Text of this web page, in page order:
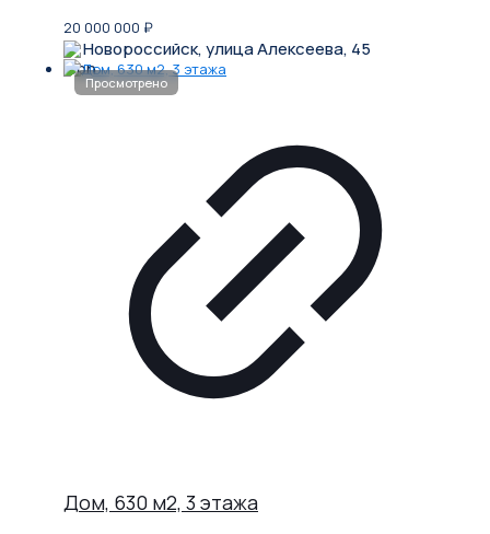
20 000 000 ₽
Новороссийск, улица Алексеева, 45
Дом, 630 м2, 3 этажа